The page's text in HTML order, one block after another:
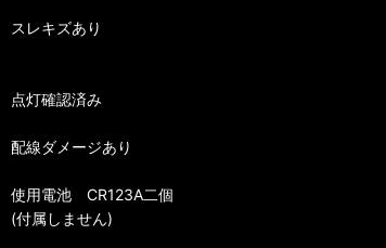
スレキズあり
点灯確認済み
配線ダメージあり
使用電池 CR123A二個
(付属しません)